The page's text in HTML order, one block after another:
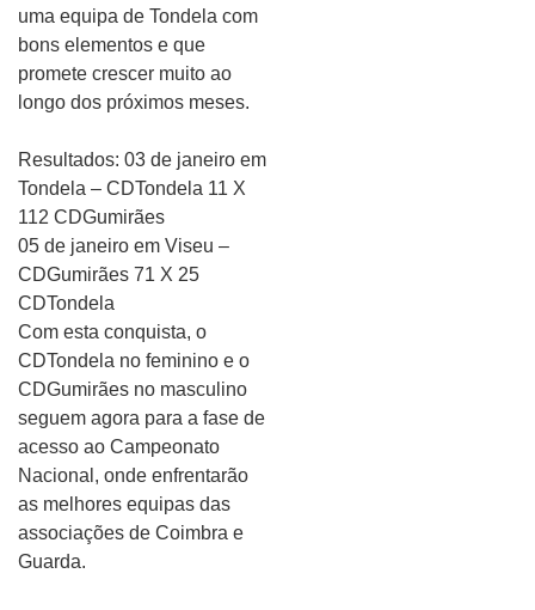
uma equipa de Tondela com
bons elementos e que
promete crescer muito ao
longo dos próximos meses.
Resultados: 03 de janeiro em
Tondela – CDTondela 11 X
112 CDGumirães
05 de janeiro em Viseu –
CDGumirães 71 X 25
CDTondela
Com esta conquista, o
CDTondela no feminino e o
CDGumirães no masculino
seguem agora para a fase de
acesso ao Campeonato
Nacional, onde enfrentarão
as melhores equipas das
associações de Coimbra e
Guarda.